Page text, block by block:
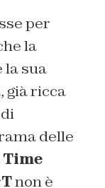
per
la
la sua
già ricca
delle
Time
non è